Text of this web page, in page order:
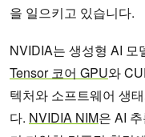
을 일으키고 있습니다.
NVIDIA는 생성형 AI 모
Tensor 코어 GPU와
텍처와 소프트웨어 생
다. NVIDIA NIM은 AI